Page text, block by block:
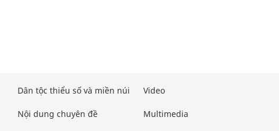
Dân tộc thiểu số và miền núi
Nội dung chuyên đề
Video
Multimedia